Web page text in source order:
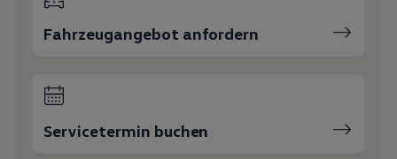
Fahrzeugangebot anfordern
Servicetermin buchen